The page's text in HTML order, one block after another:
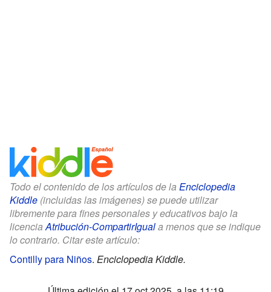
Todo el contenido de los artículos de la Enciclopedia
Kiddle (incluidas las imágenes) se puede utilizar
libremente para fines personales y educativos bajo la
licenciaAtribución-CompartirIguala menos que se indique
lo contrario. Citar este artículo:
Contilly para Niños. Enciclopedia Kiddle.